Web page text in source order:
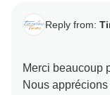
Reply from:
Merci beaucoup
Nous